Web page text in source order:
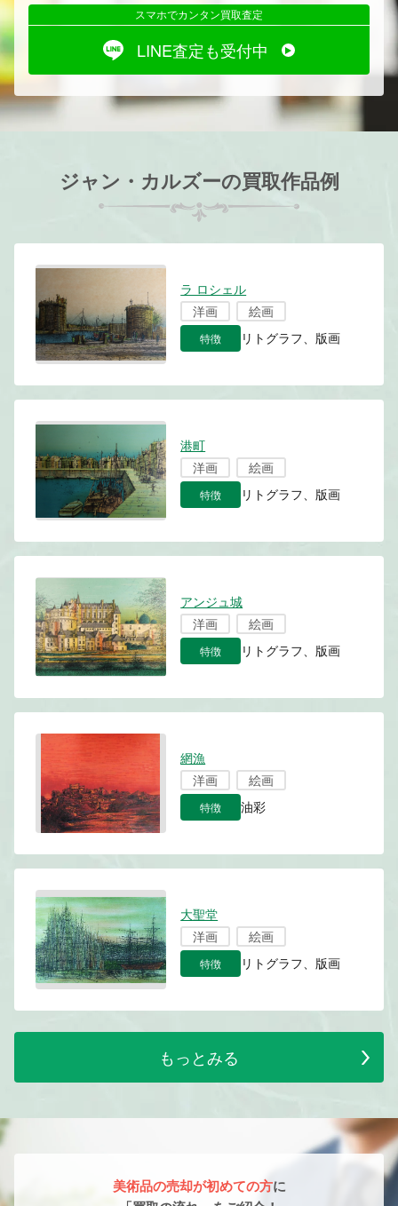
スマホでカンタン買取査定
LINE査定も受付中
ジャン・カルズーの買取作品例
ラ ロシェル
洋画
絵画
特徴 リトグラフ、版画
港町
洋画
絵画
特徴 リトグラフ、版画
アンジュ城
洋画
絵画
特徴 リトグラフ、版画
網漁
洋画
絵画
特徴 油彩
大聖堂
洋画
絵画
特徴 リトグラフ、版画
もっとみる
美術品の売却が初めての方に